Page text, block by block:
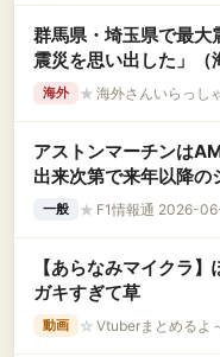
群馬県・埼玉県で最
震災を思い出した」（
海外 ★ 海外さんいらっ
アストンマーチンは
出来次第で来年以降
一般 ★ F1情報通 2026-
【あらなみマイクラ
ガキすぎて草
動画 ☆ Vtuberまとめる